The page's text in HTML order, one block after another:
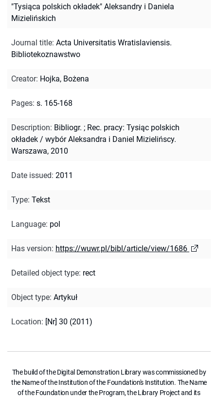
"Tysiąca polskich okładek" Aleksandry i Daniela
Mizielińskich
Journal title: Acta Universitatis Wratislaviensis.
Bibliotekoznawstwo
Creator: Hojka, Bożena
Pages: s. 165-168
Description: Bibliogr. ; Rec. pracy: Tysiąc polskich
okładek / wybór Aleksandra i Daniel Mizielińscy.
Warszawa, 2010
Date issued: 2011
Type: Tekst
Language: pol
Has version: https://wuwr.pl/bibl/article/view/1686
Detailed object type: rect
Object type: Artykuł
Location: [Nr] 30 (2011)
The build of the Digital Demonstration Library was commissioned by
the Name of the Institution of the Foundation's Institution. The Name
of the Foundation under the Program, the Library Project and its